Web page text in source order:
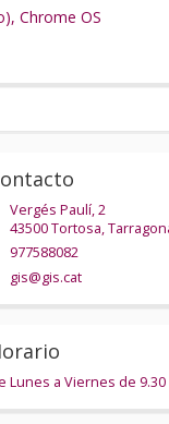
Chrome OS
Vergés Paulí, 2
43500Tortosa,
977588082
gis@gis.cat
Lunes a Viernes de 9.30